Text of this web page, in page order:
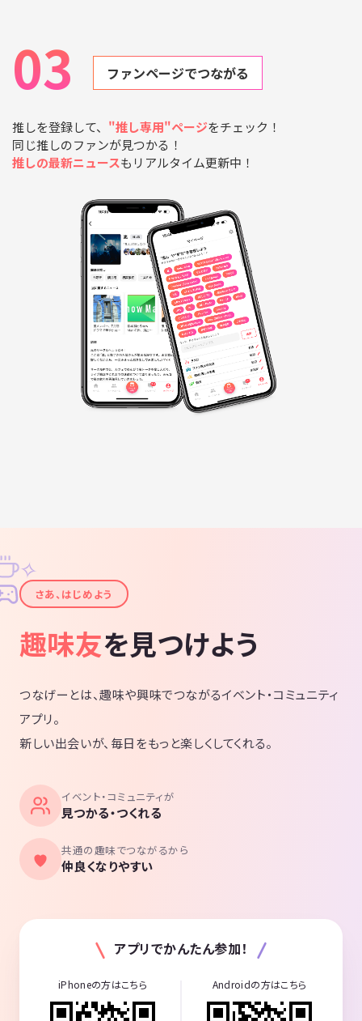
03 ファンページでつながる
推しを登録して、 "推し専用"ページをチェック！
同じ推しのファンが見つかる！
推しの最新ニュースもリアルタイム更新中！
✦
✧
さあ、はじめよう
趣味友を見つけよう
つなげーとは、趣味や興味でつながるイベント・コミュニティ
アプリ。
新しい出会いが、毎日をもっと楽しくしてくれる。
イベント・コミュニティが
見つかる・つくれる
共通の趣味でつながるから
仲良くなりやすい
アプリでかんたん参加！
iPhoneの方はこちら Androidの方はこちら